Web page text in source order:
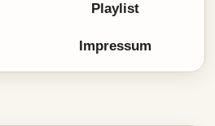
Playlist
Impressum